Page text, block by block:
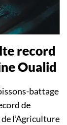
record
Oualid
battage
de
l’Agriculture